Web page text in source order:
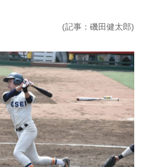
(記事：磯田健太郎)